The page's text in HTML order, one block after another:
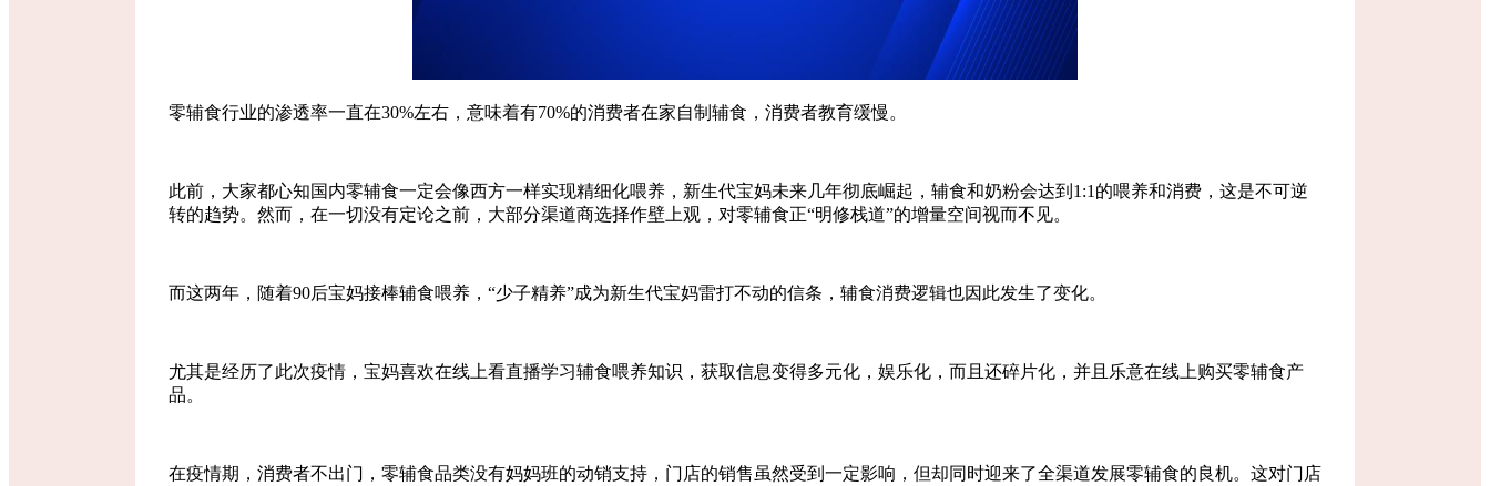
零辅食行业的渗透率一直在30%左右，意味着有70%的消费者在家自制辅食 ，消费者教育缓慢。
此前，大家都心知国内零辅食一定会像西方一样实现精细化喂养，新生代宝妈未来几年彻底崛起，辅食和奶粉会达到 1:1的喂养和消费，这是不可逆
转的趋势。然而，在一切没有定论之前，大部分渠道商选择作壁上观，对零辅食正“明修栈道”的增量空间视而不见。
而这两年，随着90后宝妈接棒辅食喂养，“少子精养”成为新生代宝妈雷打不动的信条，辅食消费逻辑也因此发生了变化。
尤其是经历了此次疫情，宝妈喜欢在线上看直播学习辅食喂养知识 ， 获取信息变得多元化，娱乐化，而且还碎片化 ，并且乐意在线上购买零辅食产
品。
在疫情期，消费者不出门， 零辅食品类没有妈妈班的动销支持， 门店的销售虽然受到一定影响，但却同时迎来了全渠道发展零辅食的良机。这对门店